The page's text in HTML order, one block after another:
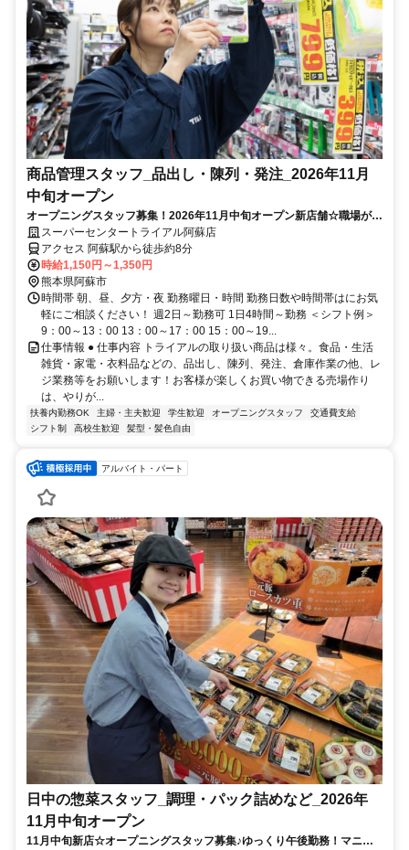
商品管理スタッフ_品出し・陳列・発注_2026年11月
中旬オープン
オープニングスタッフ募集！2026年11月中旬オープン新店舗☆職場が綺
麗！短時間◎未経験OK！
スーパーセンタートライアル阿蘇店
アクセス 阿蘇駅から徒歩約8分
時給1,150円～1,350円
熊本県阿蘇市
時間帯 朝、昼、夕方・夜 勤務曜日・時間 勤務日数や時間帯はにお気
軽にご相談ください！ 週2日～勤務可 1日4時間～勤務 ＜シフト例＞
9：00～13：00 13：00～17：00 15：00～19...
仕事情報 ● 仕事内容 トライアルの取り扱い商品は様々。食品・生活
雑貨・家電・衣料品などの、品出し、陳列、発注、倉庫作業の他、レ
ジ業務等をお願いします！お客様が楽しくお買い物できる売場作り
は、やりが...
扶養内勤務OK 主婦・主夫歓迎 学生歓迎 オープニングスタッフ
交通費支給
シフト制
高校生歓迎 髪型・髪色自由
アルバイト・パート
日中の惣菜スタッフ_調理・パック詰めなど_2026年
11月中旬オープン
11月中旬新店☆オープニングスタッフ募集♪ゆっくり午後勤務！マニュ